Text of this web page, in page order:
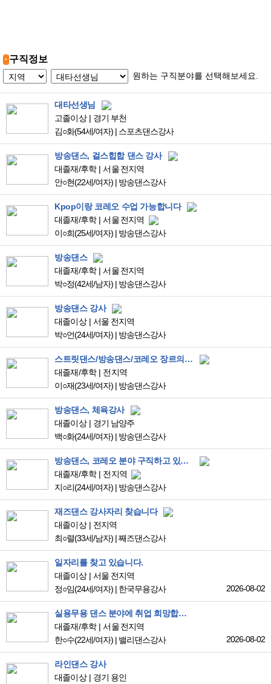
구직정보
원하는 구직분야를 선택해보세요.
대타선생님
고졸이상
경기 부천
김○화(54세/여자) | 스포츠댄스강사
방송댄스, 걸스힙합 댄스 강사
대졸재/후학
서울 전지역
안○현(22세/여자) | 방송댄스강사
Kpop이랑 코레오 수업 가능합니다
대졸재/후학
서울 전지역
이○희(25세/여자) | 방송댄스강사
방송댄스
대졸재/후학
서울 전지역
박○정(42세/남자) | 방송댄스강사
방송댄스 강사
대졸이상
서울 전지역
박○언(24세/여자) | 방송댄스강사
스트릿댄스/방송댄스/코레오 장르의 일자리를 찾고있습니다.
대졸재/후학
전지역
이○재(23세/여자) | 방송댄스강사
방송댄스, 체육강사
대졸이상
경기 남양주
백○화(24세/여자) | 방송댄스강사
방송댄스, 코레오 분야 구직하고 있습니다.
대졸재/후학
전지역
지○리(24세/여자) | 방송댄스강사
재즈댄스 강사자리 찾습니다
대졸이상
전지역
최○렬(33세/남자) |째즈댄스강사
일자리를 찾고 있습니다.
대졸이상
서울 전지역
정○임(24세/여자) | 한국무용강사 2026-08-02
실용무용 댄스 분야에 취업 희망합니다.
대졸재/후학
서울 전지역
한○수(22세/여자) | 밸리댄스강사 2026-08-02
라인댄스 강사
대졸이상
경기 용인